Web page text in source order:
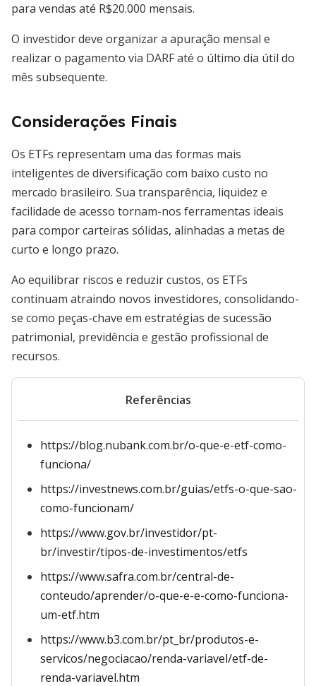
para vendas até R$20.000 mensais.
O investidor deve organizar a apuração mensal e
realizar o pagamento via DARF até o último dia útil do
mês subsequente.
Considerações Finais
Os ETFs representam uma das formas mais
inteligentes de diversificação com baixo custo no
mercado brasileiro. Sua transparência, liquidez e
facilidade de acesso tornam-nos ferramentas ideais
para compor carteiras sólidas, alinhadas a metas de
curto e longo prazo.
Ao equilibrar riscos e reduzir custos, os ETFs
continuam atraindo novos investidores, consolidando-
se como peças-chave em estratégias de sucessão
patrimonial, previdência e gestão profissional de
recursos.
Referências
https://blog.nubank.com.br/o-que-e-etf-como-
funciona/
https://investnews.com.br/guias/etfs-o-que-sao-
como-funcionam/
https://www.gov.br/investidor/pt-
br/investir/tipos-de-investimentos/etfs
https://www.safra.com.br/central-de-
conteudo/aprender/o-que-e-e-como-funciona-
um-etf.htm
https://www.b3.com.br/pt_br/produtos-e-
servicos/negociacao/renda-variavel/etf-de-
renda-variavel.htm